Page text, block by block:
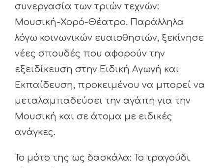
συνεργασία των τριών τεχνών:
Μουσική-Χορό-Θέατρο. Παράλληλα
λόγω κοινωνικών ευαισθησιών, ξεκίνησε
νέες σπουδές που αφορούν την
εξειδίκευση στην Ειδική Αγωγή και
Εκπαίδευση, προκειμένου να μπορεί να
μεταλαμπαδεύσει την αγάπη για την
Μουσική και σε άτομα με ειδικές
ανάγκες.
Το μότο της ως δασκάλα: Το τραγούδι